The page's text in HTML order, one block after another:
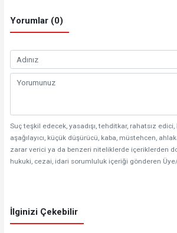
Yorumlar (0)
Suç teşkil edecek, yasadışı, tehditkar, rahatsız
aşağılayıcı, küçük düşürücü, kaba, müstehcen,
zarar verici ya da benzeri niteliklerde içeriklerden
hukuki, cezai, idari sorumluluk içeriği gönderen Üye/
İlginizi Çekebilir